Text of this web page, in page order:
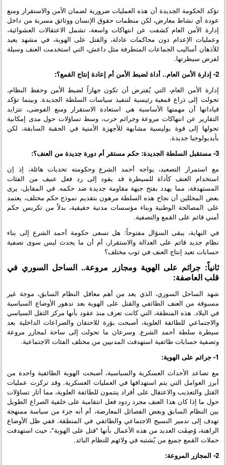
تؤكد الحكومة الجديدة أن هذه العمليات ضرورية لضمان الأمن والاستقرار ومنع
عودة أي نشاط معارض، لكن منظمات حقوق الإنسان ووثائق مسربة من داخل
إدارة الأمن العام كشفت عن انتهاكات واسعة، تشمل الاعتقالات العشوائية،
وعمليات الإعدام دون محاكمات عادلة، والقتل على الهوية، في مشهد يعيد
للأذهان أساليب الجماعات المتطرفة مثل داعش، التي استخدمت العنف وسيلة
لفرض سيطرتها.
2- إدارة الأمن العام.. أداة لضبط الأمن أم إعادة إنتاج القمع؟:
إدارة الأمن العام، التي يُفترض أن تكون جهازاً لضبط الأمن وحفظ النظام،
تحولت إلى ذراع قمعية رئيسية لتنفيذ سياسات السلطة الجديدة. وبينما تؤكد
قياداتها أن مهمتها الأساسية هي استعادة الاستقرار ومنع الفوضى، تتزايد
التقارير عن انتهاكات مروعة وجرائم حرب، وسط تساؤلات حول مدى إمكانية
تحولها إلى قوة بوليسية مشابهة للأجهزة الأمنية في الحقبة السابقة، لكن
بأيديولوجيا جديدة.
3- مستقبل السلطة الجديدة: حكم مستقر أم دورة جديدة من العنف؟:
مع استمرار التصعيد، يواجه أحمد الشرع وحكومته تحديات هائلة، إذ إن
استخدام العنف كأداة للسيطرة قد يقود إلى رد فعل عنيف من الفئات
المستهدفة، مما يهدد بفتح جبهة مقاومة جديدة ضد حكمه. في المقابل، يرى
بعض المحللين أن نجاح هذه السلطة مرهون بتقديم نموذج حكم مختلف، يعتمد
على المصالحة الوطنية وبناء مؤسسات مدنية حقيقية، بدلاً من تكريس حكم
أمني قائم على القمع والتصفية.
في النهاية، يبقى السؤال مفتوحاً: هل تسعى حكومة أحمد الشرع إلى بناء
نظام جديد قائم على العدالة والاستقرار، أم أن ما يحدث ليس سوى تصفية
حسابات تعيد إنتاج العنف في ثوب مختلف؟
ثانياً: جرائم على الهوية ومجازر مروعة.. الساحل السوري في
قلب العاصفة:
شهد الساحل السوري، الذي يعد من أهم معاقل النظام السابق، موجة غير
مسبوقة من العنف الطائفي والقتل على الهوية بعد تدهور الأوضاع السياسية
في البلاد. هذه المنطقة، التي كانت تعرف منذ عقود بأنها مركز الثقل السياسي
والاجتماعي للطائفة العلوية، أصبحت بؤرة للاحتقان والصراعات الداخلية بعد
سيطرة سلطة أحمد الشرع. وسرعان ما تحولت إلى ساحة لمجازر مروعة
وتصفية حسابات طائفية استهدفت المدنيين من مختلف الفئات الاجتماعية.
1- جرائم على الهوية:
مع تصاعد الأحداث العسكرية والسياسية، أصبحت الهوية الطائفية واحدة من
أبرز العوامل التي يتم استهدافها في العمليات العسكرية. وقد تركزت عمليات
القتل والتعذيب والاعتقال على أفراد ينتمون للطائفة العلوية، مما أثار تساؤلات
حول ما إذا كان هذا العنف مجرد ردود فعل انتقامية على خلفية الصراع الطويل
بين النظام السابق وبعض الفصائل المعارضة، أم أنه جزء من سياسة ممنهجة
تهدف إلى تدمير النسيج الاجتماعي والطائفي في المنطقة. ففي ظل الأوضاع
الراهنة، وُصِفَت العديد من هذه الأعمال بأنها "قتل على الهوية"، حيث استهدفت
حملات القمع جميع من يُشتبه في ولائهم للنظام البائد.
2- المجازر المروعة: